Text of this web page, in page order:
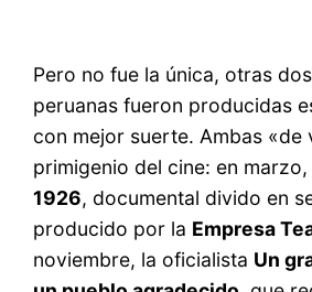
Pero no fue la única, otras
peruanas fueron producidas
con mejor suerte. Ambas «de
primigenio del cine: en marzo,
1926, documental divido en
producido por la Empresa
noviembre, la oficialista Un